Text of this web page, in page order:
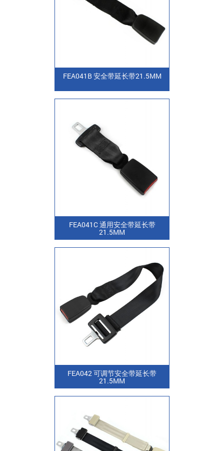
FEA041B 安全带延长带21.5MM
FEA041C 通用安全带延长带
21.5MM
FEA042 可调节安全带延长带
21.5MM